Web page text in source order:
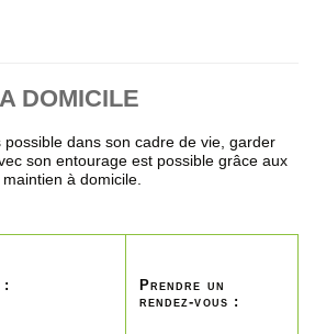
DOMICILE
dans son cadre de vie, garder
son entourage est possible grâce aux
à domicile.
:
Prendre un
rendez-vous :